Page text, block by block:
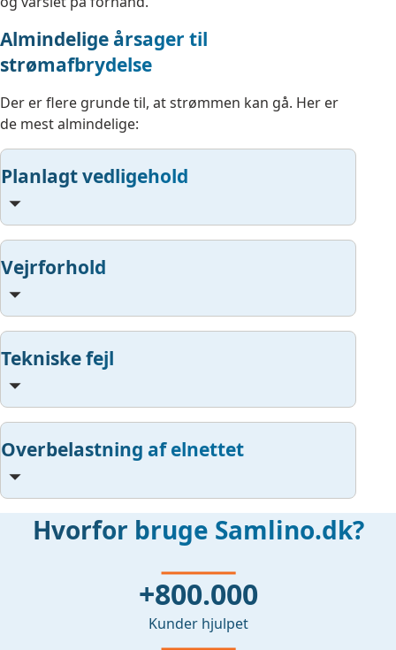
Almindelige årsager til
strømafbrydelse
Der er flere grunde til, at strømmen kan gå. Her er
de mest almindelige:
Planlagt vedligehold
Vejrforhold
Tekniske fejl
Overbelastning af elnettet
Hvorfor bruge Samlino.dk?
+800.000
Kunder hjulpet